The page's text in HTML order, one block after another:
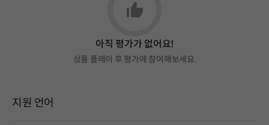
아직 평가가 없어요!
상품 플레이 후 평가에 참여해보세요.
지원 언어